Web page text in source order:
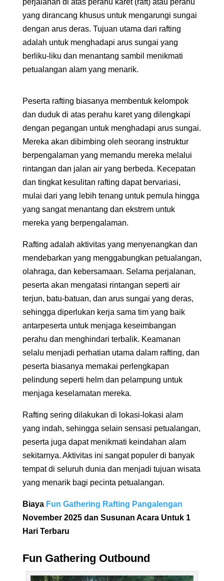
perjalanan di atas perahu karet (raft) atau perahu
yang dirancang khusus untuk mengarungi sungai
dengan arus deras. Tujuan utama dari rafting
adalah untuk menghadapi arus sungai yang
berliku-liku dan menantang sambil menikmati
petualangan alam yang menarik.
Peserta rafting biasanya membentuk kelompok
dan duduk di atas perahu karet yang dilengkapi
dengan pegangan untuk menghadapi arus sungai.
Mereka akan dibimbing oleh seorang instruktur
berpengalaman yang memandu mereka melalui
rintangan dan jalan air yang berbeda. Kecepatan
dan tingkat kesulitan rafting dapat bervariasi,
mulai dari yang lebih tenang untuk pemula hingga
yang sangat menantang dan ekstrem untuk
mereka yang berpengalaman.
Rafting adalah aktivitas yang menyenangkan dan
mendebarkan yang menggabungkan petualangan,
olahraga, dan kebersamaan. Selama perjalanan,
peserta akan mengatasi rintangan seperti air
terjun, batu-batuan, dan arus sungai yang deras,
sehingga diperlukan kerja sama tim yang baik
antarpeserta untuk menjaga keseimbangan
perahu dan menghindari terbalik. Keamanan
selalu menjadi perhatian utama dalam rafting, dan
peserta biasanya memakai perlengkapan
pelindung seperti helm dan pelampung untuk
menjaga keselamatan mereka.
Rafting sering dilakukan di lokasi-lokasi alam
yang indah, sehingga selain sensasi petualangan,
peserta juga dapat menikmati keindahan alam
sekitarnya. Aktivitas ini sangat populer di banyak
tempat di seluruh dunia dan menjadi tujuan wisata
yang menarik bagi pecinta petualangan.
Biaya Fun Gathering Rafting Pangalengan
November 2025 dan Susunan Acara Untuk 1
Hari Terbaru
Fun Gathering Outbound